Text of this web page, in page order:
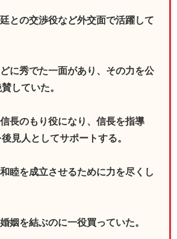
との交渉役など外交面で活躍して
に秀でた一面があり、その力を公
していた。
長のもり役になり、信長を指導
見人としてサポートする。
睦を成立させるために力を尽くし
姻を結ぶのに一役買っていた。